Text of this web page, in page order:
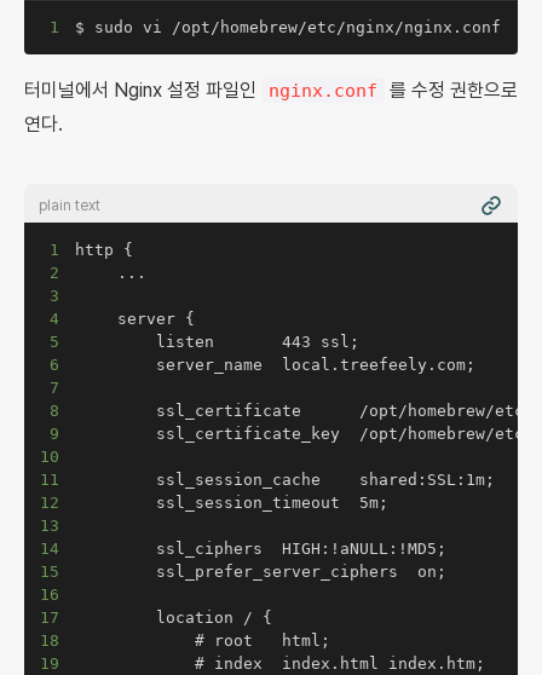
1 $ sudo vi /opt/homebrew/etc/nginx/nginx.conf
터미널에서 Nginx 설정 파일인 nginx.conf
를 수정 권한으로
연다.
plain text
1
2
3
4
5
6
7
8
9
10
11
12
13
14
15
16
17
18
19